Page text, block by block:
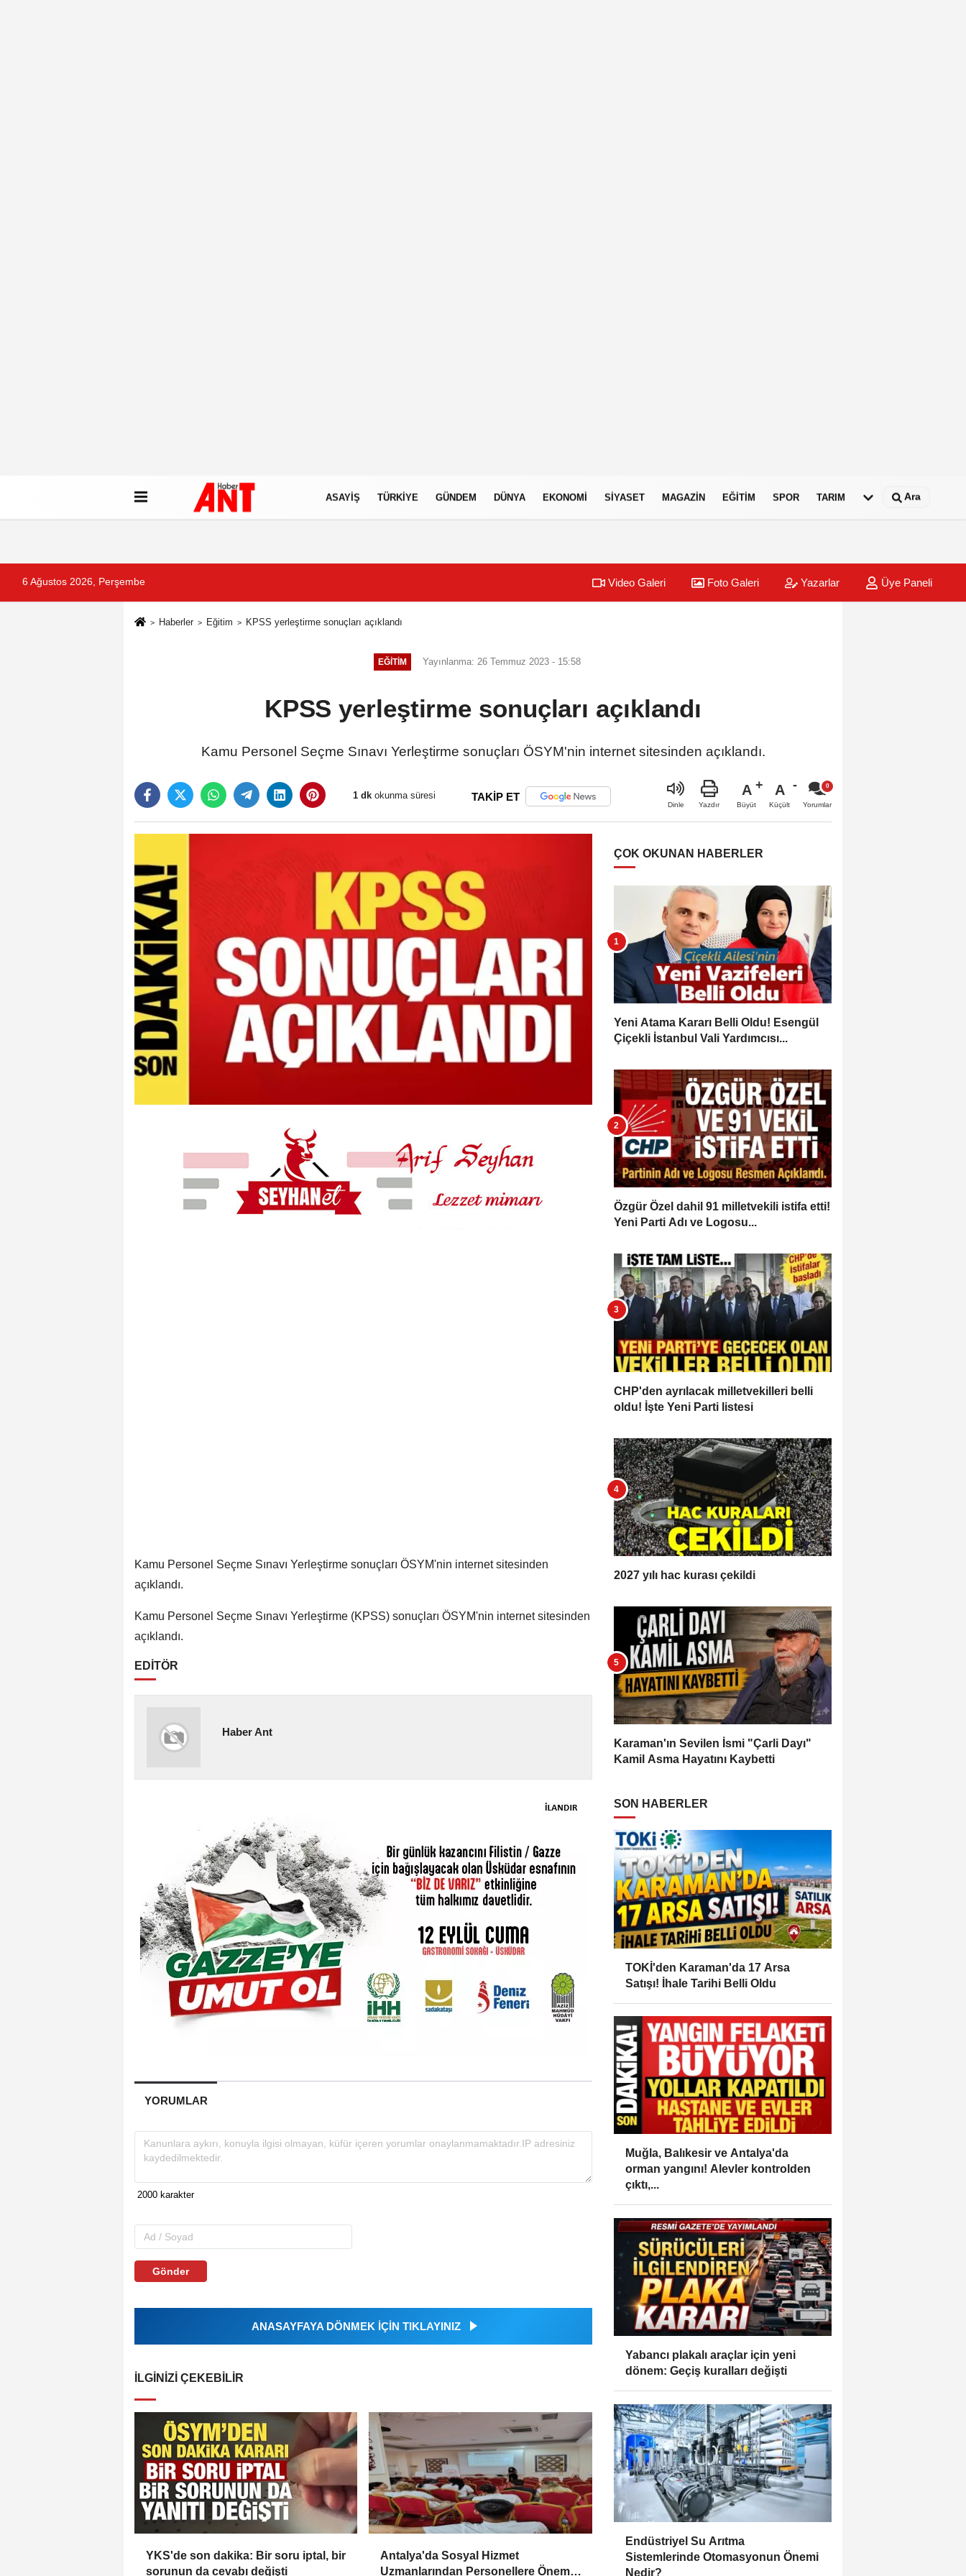
ASAYIŞ TÜRKIYE GÜNDEM DÜNYA EKONOMI SIYASET MAGAZIN EĞITIM SPOR TARIM Ara
6 Ağustos 2026, Perşembe Video Galeri Foto Galeri Yazarlar Üye Paneli
Haberler Eğitim KPSS yerleştirme sonuçları açıklandı
EĞITIM Yayınlanma: 26 Temmuz 2023 - 15:58
KPSS yerleştirme sonuçları açıklandı
Kamu Personel Seçme Sınavı Yerleştirme sonuçları ÖSYM'nin internet sitesinden açıklandı.
1 dk okunma süresi TAKİP ET
Dinle Yazdır
A
Büyüt
A
Küçült Yorumlar
Kamu Personel Seçme Sınavı Yerleştirme sonuçları ÖSYM'nin internet sitesinden
açıklandı.
Kamu Personel Seçme Sınavı Yerleştirme (KPSS) sonuçları ÖSYM'nin internet sitesinden
açıklandı.
EDİTÖR
Haber Ant
YORUMLAR
Gönder
ANASAYFAYA DÖNMEK İÇİN TIKLAYINIZ
İLGINIZI ÇEKEBILIR
YKS'de son dakika: Bir soru iptal, bir
sorunun da cevabı değişti
Antalya'da Sosyal Hizmet
Uzmanlarından Personellere Önemli
ÇOK OKUNAN HABERLER
Yeni Atama Kararı Belli Oldu! Esengül
Çiçekli İstanbul Vali Yardımcısı...
Özgür Özel dahil 91 milletvekili istifa etti!
Yeni Parti Adı ve Logosu...
CHP'den ayrılacak milletvekilleri belli
oldu! İşte Yeni Parti listesi
2027 yılı hac kurası çekildi
Karaman'ın Sevilen İsmi "Çarli Dayı"
Kamil Asma Hayatını Kaybetti
SON HABERLER
TOKİ'den Karaman'da 17 Arsa
Satışı! İhale Tarihi Belli Oldu
Muğla, Balıkesir ve Antalya'da
orman yangını! Alevler kontrolden
çıktı,...
Yabancı plakalı araçlar için yeni
dönem: Geçiş kuralları değişti
Endüstriyel Su Arıtma
Sistemlerinde Otomasyonun Önemi
Nedir?